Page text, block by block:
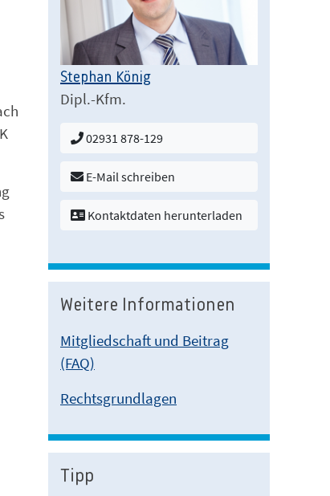
Stephan König
Dipl.-Kfm.
02931 878-129
E-Mail schreiben
Kontaktdaten herunterladen
Weitere Informationen
Mitgliedschaft und Beitrag
(FAQ)
Rechtsgrundlagen
Tipp